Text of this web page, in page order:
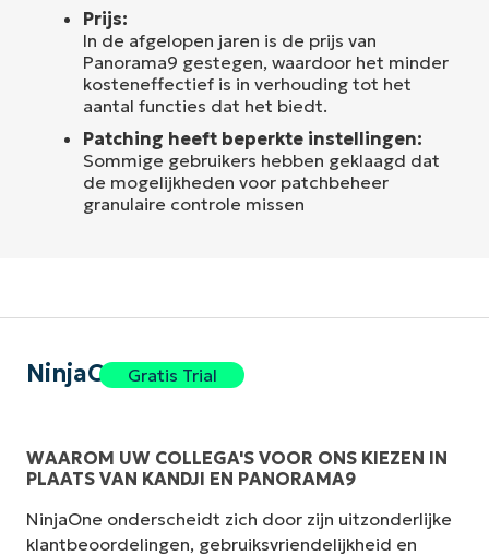
Prijs:
In de afgelopen jaren is de prijs van
Panorama9 gestegen, waardoor het minder
kosteneffectief is in verhouding tot het
aantal functies dat het biedt.
Patching heeft beperkte instellingen:
Sommige gebruikers hebben geklaagd dat
de mogelijkheden voor patchbeheer
granulaire controle missen
NinjaOneGratis Trial
WAAROM UW COLLEGA'S VOOR ONS KIEZEN IN
PLAATS VAN KANDJI EN PANORAMA9
NinjaOne onderscheidt zich door zijn uitzonderlijke
klantbeoordelingen, gebruiksvriendelijkheid en